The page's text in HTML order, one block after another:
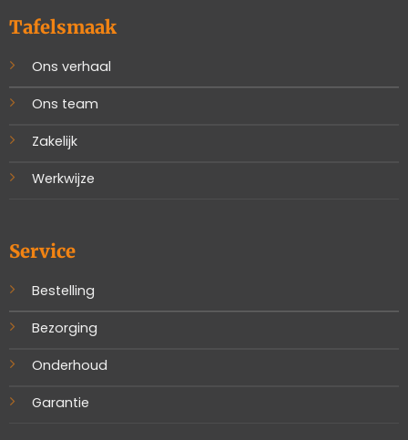
Tafelsmaak
Ons verhaal
Ons team
Zakelijk
Werkwijze
Service
Bestelling
Bezorging
Onderhoud
Garantie